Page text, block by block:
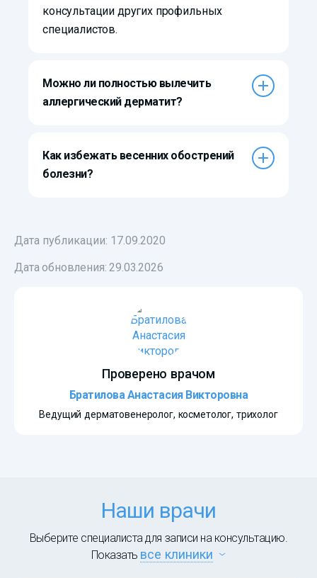
консультации других профильных
специалистов.
Можно ли полностью вылечить
аллергический дерматит?
Как избежать весенних обострений
болезни?
Дата публикации: 17.09.2020
Дата обновления: 29.03.2026
Проверено врачом
Братилова Анастасия Викторовна
Ведущий дерматовенеролог, косметолог, трихолог
Наши врачи
Выберите специалиста для записи на консультацию.
Показать все клиники